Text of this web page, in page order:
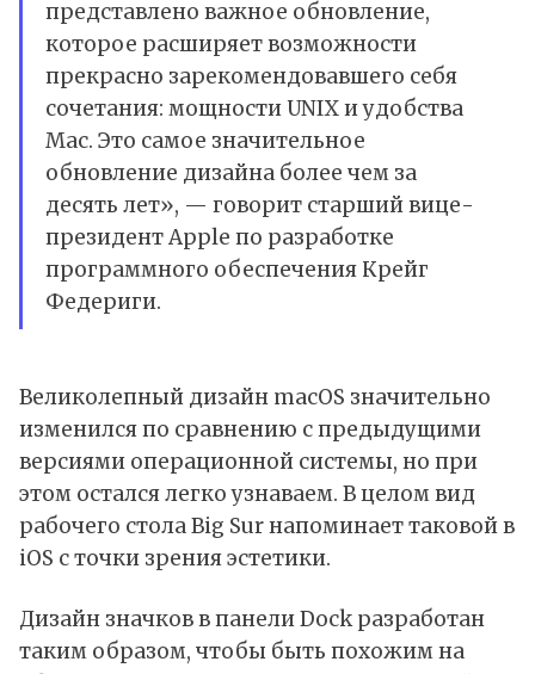
представлено важное обновление,
которое расширяет возможности
прекрасно зарекомендовавшего себя
сочетания: мощности UNIX и удобства
Mac. Это самое значительное
обновление дизайна более чем за
десять лет», — говорит старший вице-
президент Apple по разработке
программного обеспечения Крейг
Федериги.
Великолепный дизайн macOS значительно
изменился по сравнению с предыдущими
версиями операционной системы, но при
этом остался легко узнаваем. В целом вид
рабочего стола Big Surнапоминает таковой в
iOS с точки зрения эстетики.
Дизайн значков в панели Dock разработан
таким образом, чтобы быть похожим на